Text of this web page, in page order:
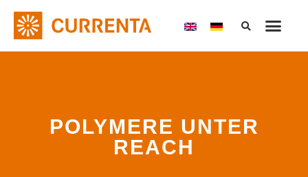
POLYMERE UNTER
REACH